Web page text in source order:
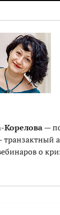
Корелова—
транзактный
о